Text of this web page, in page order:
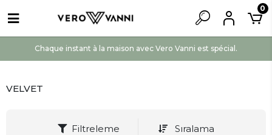
Chaque instant à la maison avec Vero Vanni est spécial.
0
VELVET
Filtreleme Sıralama